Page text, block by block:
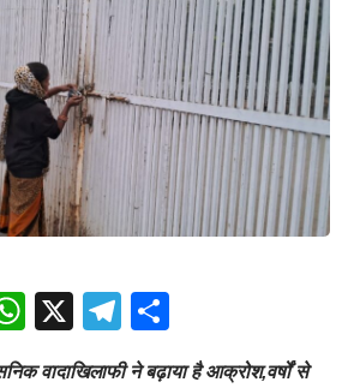
WhatsApp
X Telegram
वादाखिलाफी ने बढ़ाया है आक्रोश,वर्षों से